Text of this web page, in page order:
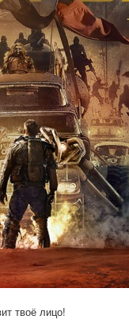
твоё лицо!